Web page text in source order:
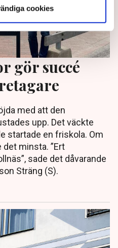
cookies
gör succé
med att den
upp. Det väckte
startade en friskola. Om
minsta. ”Ert
sade det dåvarande
Sträng (S).